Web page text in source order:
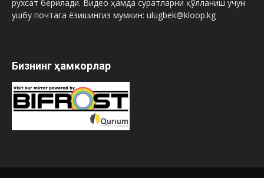
рухсат берилади. Видео ҳамда суратларни қўлланиш учун
ушбу почтага ёзишингиз мумкин: ulugbek@kloop.kg
Бизнинг ҳамкорлар